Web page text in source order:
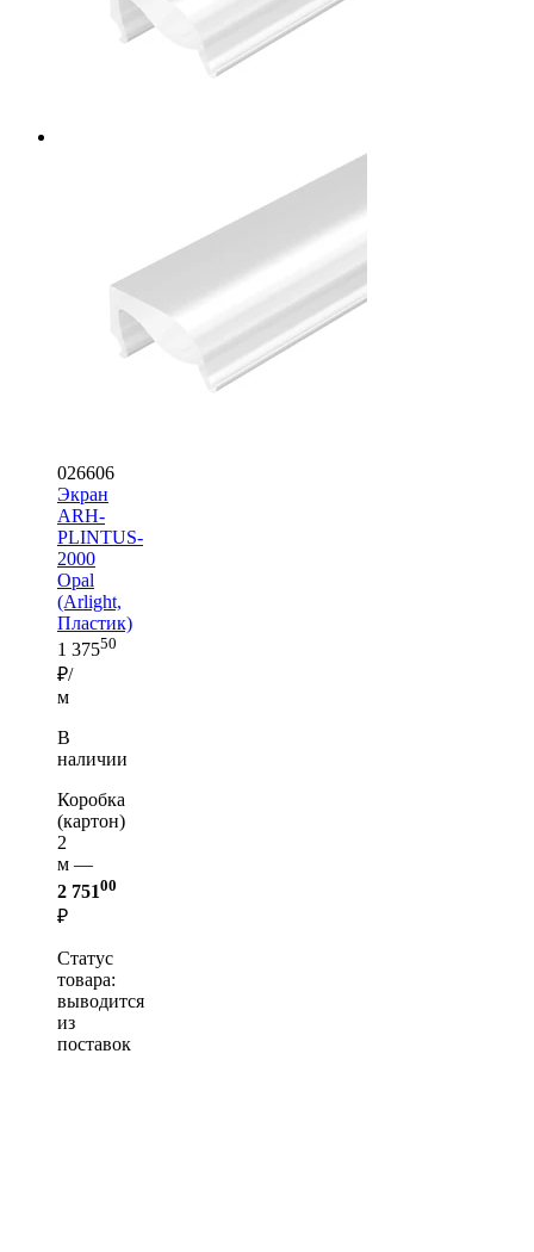
026606
Экран
ARH-
PLINTUS-
2000
Opal
(Arlight,
Пластик)
1 37550
₽/
м
В
наличии
Коробка
(картон)
2
м —
2 75100
₽
Статус
товара:
выводится
из
поставок